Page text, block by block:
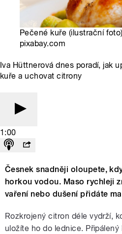
Pečené kuře (ilustrační
pixabay.com
Iva Hüttnerová dnes poradí, jak
kuře a uchovat citrony
1:00
Česnek snadněji oloupete,
horkou vodou. Maso rychleji
vaření nebo dušení přidáte
Rozkrojený citron déle vydrží,
uložíte ho do lednice.